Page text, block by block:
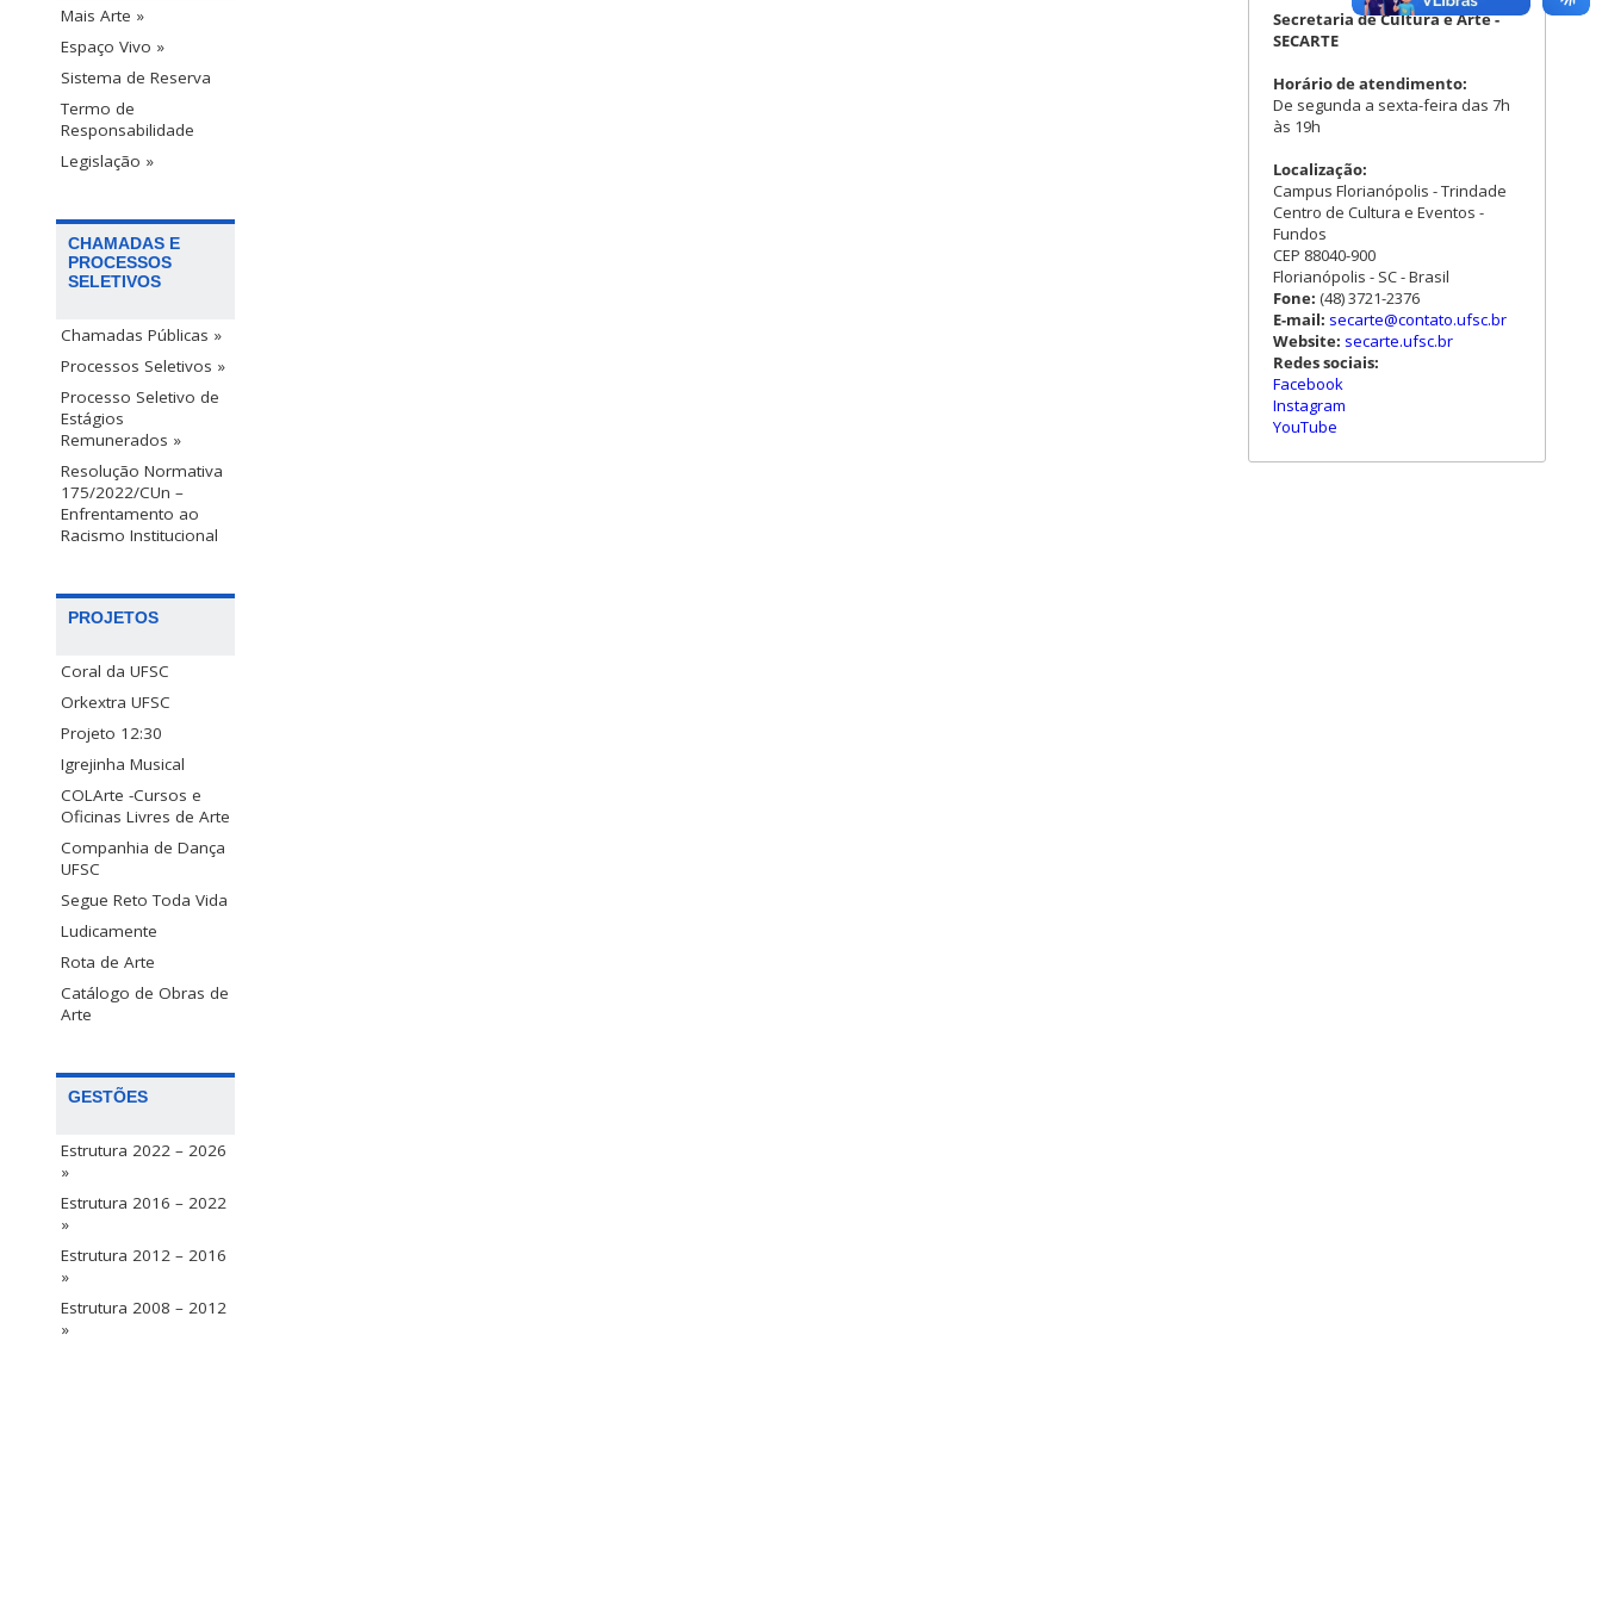
Mais Arte »
Espaço Vivo »
Sistema de Reserva
Termo de
Responsabilidade
Legislação »
CHAMADAS E
PROCESSOS
SELETIVOS
Chamadas Públicas »
Processos Seletivos »
Processo Seletivo de
Estágios
Remunerados »
Resolução Normativa
175/2022/CUn –
Enfrentamento ao
Racismo Institucional
PROJETOS
Coral da UFSC
Orkextra UFSC
Projeto 12:30
Igrejinha Musical
COLArte -Cursos e
Oficinas Livres de Arte
Companhia de Dança
UFSC
Segue Reto Toda Vida
Ludicamente
Rota de Arte
Catálogo de Obras de
Arte
GESTÕES
Estrutura 2022 – 2026
»
Estrutura 2016 – 2022
»
Estrutura 2012 – 2016
»
Estrutura 2008 – 2012
»
Secretaria de Cultura e Arte -
SECARTE
Horário de atendimento:
De segunda a sexta-feira das 7h
às 19h
Localização:
Campus Florianópolis - Trindade
Centro de Cultura e Eventos -
Fundos
CEP 88040-900
Florianópolis - SC - Brasil
Fone: (48) 3721-2376
E-mail: secarte@contato.ufsc.br
Website: secarte.ufsc.br
Redes sociais:
Facebook
Instagram
YouTube